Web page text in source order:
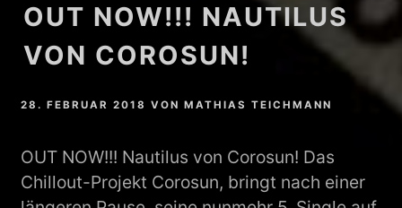
OUT NOW!!! NAUTILUS
VON COROSUN!
28. FEBRUAR 2018 VONMATHIAS TEICHMANN
OUT NOW!!! Nautilus von Corosun! Das
Chillout-Projekt Corosun, bringt nach einer